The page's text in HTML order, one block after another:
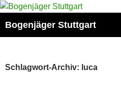
Zum
springen
Bogenjäger Stuttgart
Schlagwort-Archiv: luca